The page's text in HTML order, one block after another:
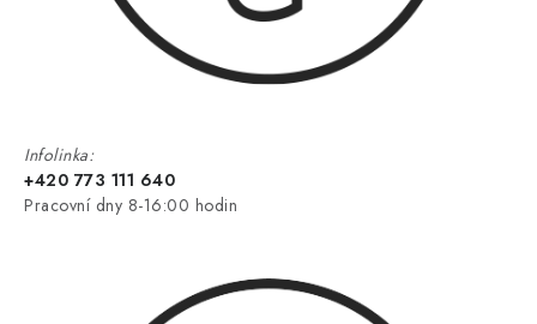
Infolinka:
+420 773 111 640
Pracovní dny 8-16:00 hodin